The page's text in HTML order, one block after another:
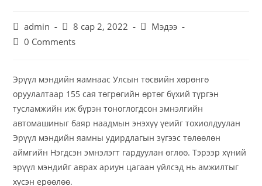
admin 8 сар 2, 2022
Мэдээ
0 Comments
Эрүүл мэндийн яамнаас Улсын төсвийн хөрөнгө
оруулалтаар 155 сая төгрөгийн өртөг бүхий түргэн
тусламжийн иж бүрэн тоноглогдсон эмнэлгийн
автомашиныг баяр наадмын энэхүү үеийг тохиолдуулан
Эрүүл мэндийн яамны удирдлагын зүгээс төлөөлөн
аймгийн Нэгдсэн эмнэлэгт гардуулан өглөө. Тэрээр хүний
эрүүл мэндийг аврах ариун цагаан үйлсэд нь амжилтыг
хүсэн ерөөлөө.